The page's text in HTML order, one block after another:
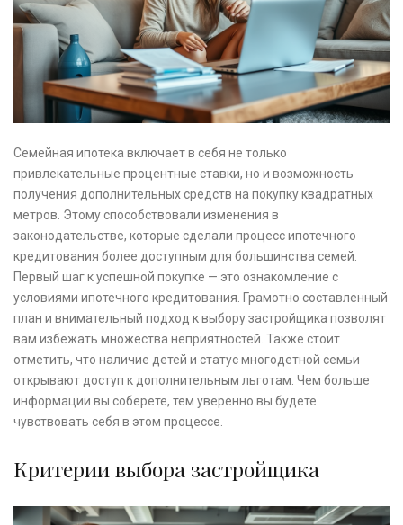
Семейная ипотека включает в себя не только
привлекательные процентные ставки, но и возможность
получения дополнительных средств на покупку квадратных
метров. Этому способствовали изменения в
законодательстве, которые сделали процесс ипотечного
кредитования более доступным для большинства семей.
Первый шаг к успешной покупке — это ознакомление с
условиями ипотечного кредитования. Грамотно составленный
план и внимательный подход к выбору застройщика позволят
вам избежать множества неприятностей. Также стоит
отметить, что наличие детей и статус многодетной семьи
открывают доступ к дополнительным льготам. Чем больше
информации вы соберете, тем уверенно вы будете
чувствовать себя в этом процессе.
Критерии выбора застройщика